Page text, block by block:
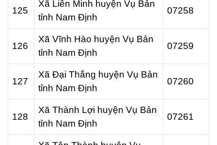
125
Xã Liên Minh huyện Vụ Bản
tỉnh Nam Định
07258
126
Xã Vĩnh Hào huyện Vụ Bản
tỉnh Nam Định
07259
127
Xã Đại Thắng huyện Vụ Bản
tỉnh Nam Định
07260
128
Xã Thành Lợi huyện Vụ Bản
tỉnh Nam Định
07261